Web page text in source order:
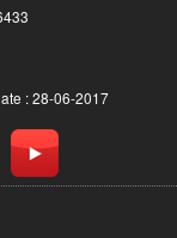
: 28-06-2017